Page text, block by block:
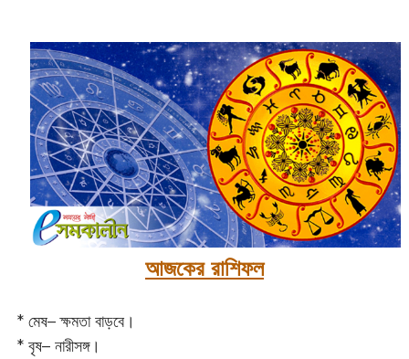
আজকের রাশিফল
* মেষ– ক্ষমতা বাড়বে।
* বৃষ– নারীসঙ্গ।